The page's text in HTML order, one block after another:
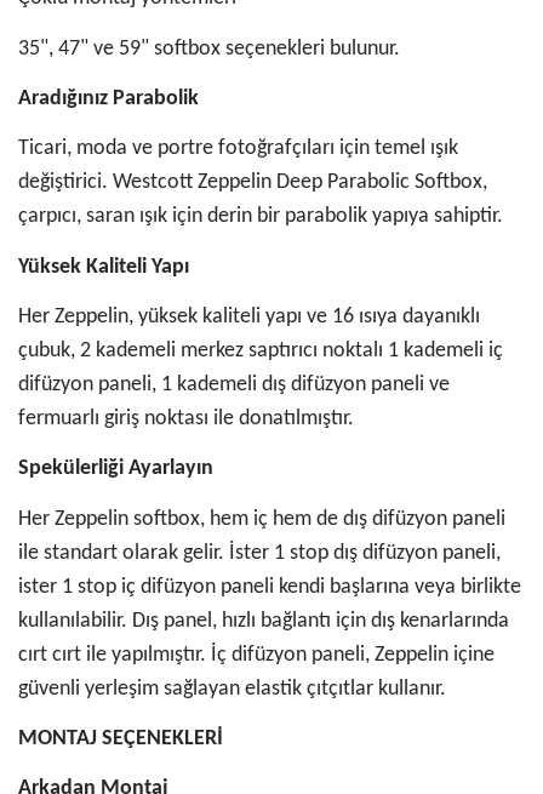
35", 47" ve 59" softbox seçenekleri bulunur.
Aradığınız Parabolik
Ticari, moda ve portre fotoğrafçıları için temel ışık
değiştirici. Westcott Zeppelin Deep Parabolic Softbox,
çarpıcı, saran ışık için derin bir parabolik yapıya sahiptir.
Yüksek Kaliteli Yapı
Her Zeppelin, yüksek kaliteli yapı ve 16 ısıya dayanıklı
çubuk, 2 kademeli merkez saptırıcı noktalı 1 kademeli iç
difüzyon paneli, 1 kademeli dış difüzyon paneli ve
fermuarlı giriş noktası ile donatılmıştır.
Spekülerliği Ayarlayın
Her Zeppelin softbox, hem iç hem de dış difüzyon paneli
ile standart olarak gelir. İster 1 stop dış difüzyon paneli,
ister 1 stop iç difüzyon paneli kendi başlarına veya birlikte
kullanılabilir. Dış panel, hızlı bağlantı için dış kenarlarında
cırt cırt ile yapılmıştır. İç difüzyon paneli, Zeppelin içine
güvenli yerleşim sağlayan elastik çıtçıtlar kullanır.
MONTAJ SEÇENEKLERİ
Arkadan Montaj